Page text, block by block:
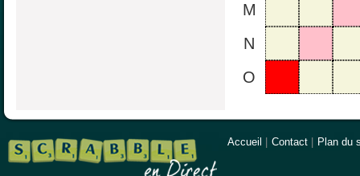
M
N
O
Accueil Contact Plan du